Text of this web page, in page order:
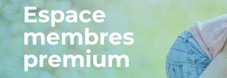
Espace
membres
premium